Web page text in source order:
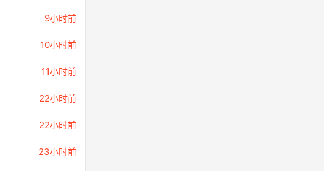
9小时前
10小时前
11小时前
22小时前
22小时前
23小时前